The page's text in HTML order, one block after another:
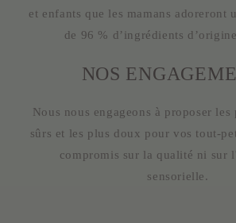
et enfants que les mamans adoreront
de 96 % d’ingrédients
NOS
Nous nous engageons à proposer
sûrs et les plus doux pour vos tout-
compromis sur la qualité ni sur
sensorielle.